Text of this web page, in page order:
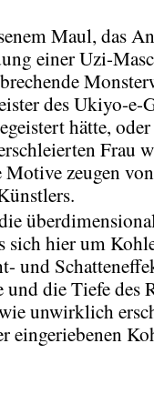
Maul, das
einer Uzi-
des Ukiyo-e-
hätte,
Frau
zeugen
sich hier um
und
die Tiefe des
unwirklich
eingeriebenen